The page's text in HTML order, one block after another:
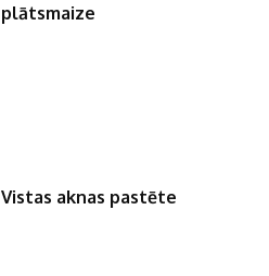
plātsmaize
Vistas aknas pastēte